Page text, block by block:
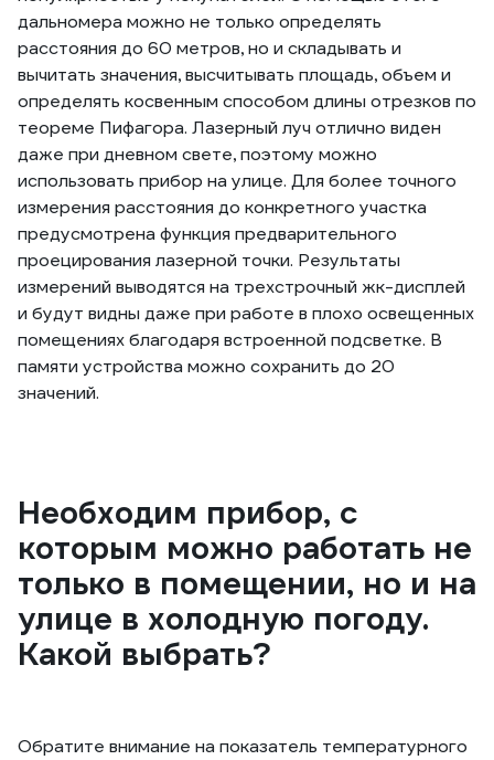
дальномера можно не только определять
расстояния до 60 метров, но и складывать и
вычитать значения, высчитывать площадь, объем и
определять косвенным способом длины отрезков по
теореме Пифагора. Лазерный луч отлично виден
даже при дневном свете, поэтому можно
использовать прибор на улице. Для более точного
измерения расстояния до конкретного участка
предусмотрена функция предварительного
проецирования лазерной точки. Результаты
измерений выводятся на трехстрочный жк-дисплей
и будут видны даже при работе в плохо освещенных
помещениях благодаря встроенной подсветке. В
памяти устройства можно сохранить до 20
значений.
Необходим прибор, с
которым можно работать не
только в помещении, но и на
улице в холодную погоду.
Какой выбрать?
Обратите внимание на показатель температурного